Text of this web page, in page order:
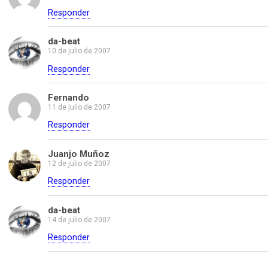
Responder
da-beat
10 de julio de 2007
Responder
Fernando
11 de julio de 2007
Responder
Juanjo Muñoz
12 de julio de 2007
Responder
da-beat
14 de julio de 2007
Responder